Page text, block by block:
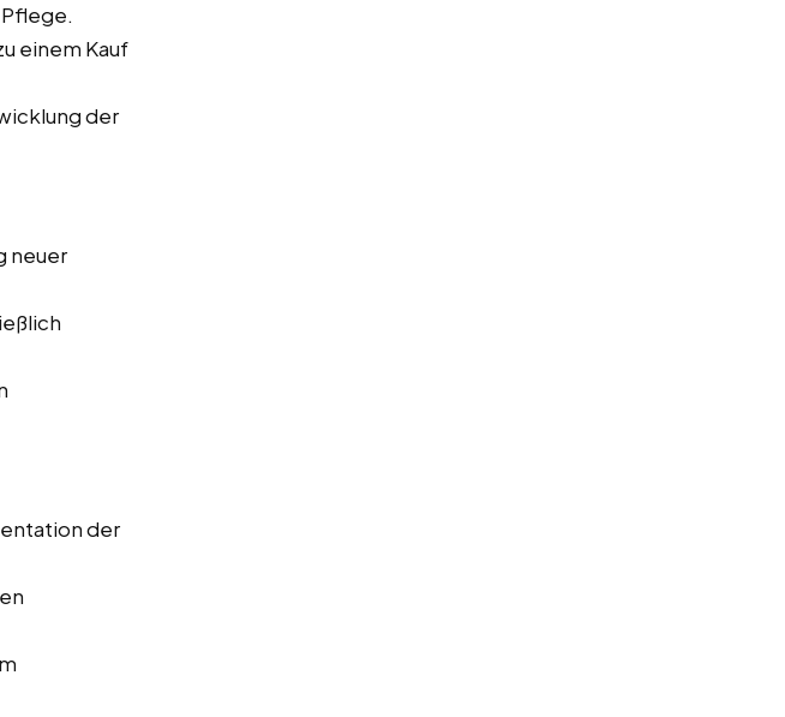
einem Kauf
der
neuer
der